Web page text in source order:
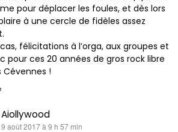
pour déplacer les foules, et dès lors
à une cercle de fidèles assez
félicitations à l’orga, aux groupes et
pour ces 20 années de gros rock libre
Cévennes !
Aiollywood
9 août 2017 à 9 h 57 min